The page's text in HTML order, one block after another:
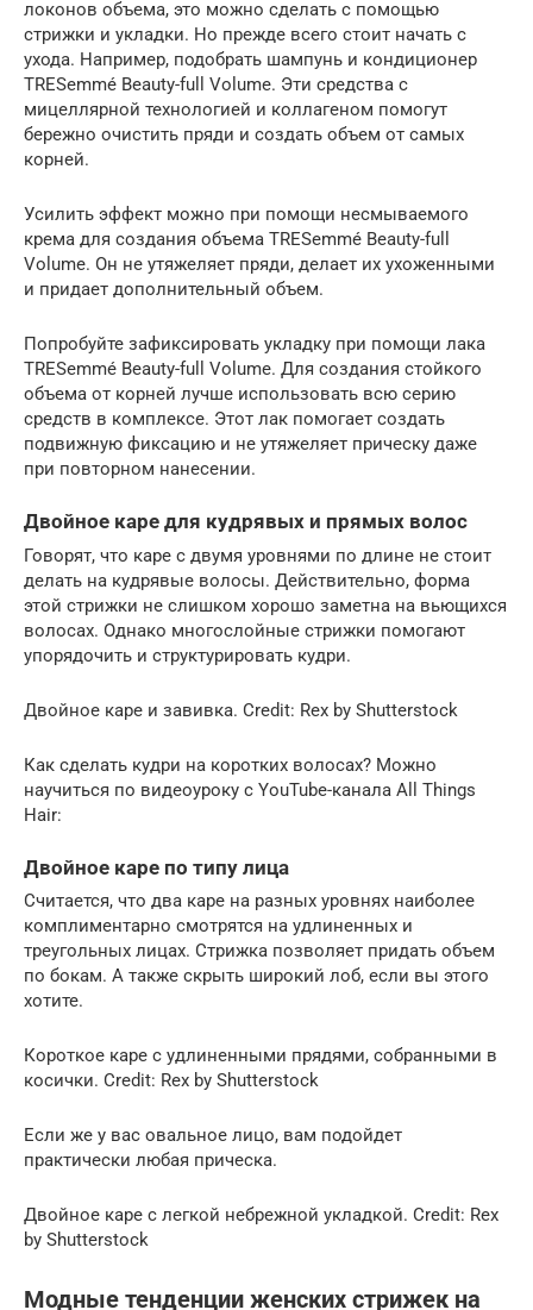
локонов объема, это можно сделать с помощью
стрижки и укладки. Но прежде всего стоит начать с
ухода. Например, подобрать шампунь и кондиционер
TRESemmé Beauty-full Volume. Эти средства с
мицеллярной технологией и коллагеном помогут
бережно очистить пряди и создать объем от самых
корней.
Усилить эффект можно при помощи несмываемого
крема для создания объема TRESemmé Beauty-full
Volume. Он не утяжеляет пряди, делает их ухоженными
и придает дополнительный объем.
Попробуйте зафиксировать укладку при помощи лака
TRESemmé Beauty-full Volume. Для создания стойкого
объема от корней лучше использовать всю серию
средств в комплексе. Этот лак помогает создать
подвижную фиксацию и не утяжеляет прическу даже
при повторном нанесении.
Двойное каре для кудрявых и прямых волос
Говорят, что каре с двумя уровнями по длине не стоит
делать на кудрявые волосы. Действительно, форма
этой стрижки не слишком хорошо заметна на вьющихся
волосах. Однако многослойные стрижки помогают
упорядочить и структурировать кудри.
Двойное каре и завивка. Credit: Rex by Shutterstock
Как сделать кудри на коротких волосах? Можно
научиться по видеоуроку с YouTube-канала All Things
Hair:
Двойное каре по типу лица
Считается, что два каре на разных уровнях наиболее
комплиментарно смотрятся на удлиненных и
треугольных лицах. Стрижка позволяет придать объем
по бокам. А также скрыть широкий лоб, если вы этого
хотите.
Короткое каре с удлиненными прядями, собранными в
косички. Credit: Rex by Shutterstock
Если же у вас овальное лицо, вам подойдет
практически любая прическа.
Двойное каре с легкой небрежной укладкой. Credit: Rex
by Shutterstock
Модные тенденции женских стрижек на